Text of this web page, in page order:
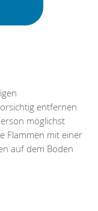
entfernen
möglichst
Flammen mit einer
auf dem Boden